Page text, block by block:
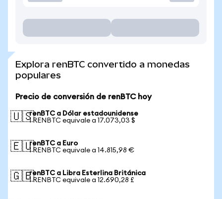
Explora renBTC convertido a monedas
populares
Precio de conversión de renBTC hoy
🇺🇸renBTC a Dólar estadounidense
1 RENBTC equivale a 17.073,03 $
🇪🇺renBTC a Euro
1 RENBTC equivale a 14.815,98 €
🇬🇧renBTC a Libra Esterlina Británica
1 RENBTC equivale a 12.690,28 £